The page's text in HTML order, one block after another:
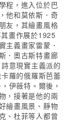
程，進入位於巴
他和莫依斯．奇
友，其繪畫風格
畫作展於1925
主義畫家雷蒙．
．奧古斯特畫廊
意現實主義派的
羅的俄羅斯芭蕾
伊薇特。爾後，
，接著是他的兩
繪畫風景、靜物
、杜菲等人都曾